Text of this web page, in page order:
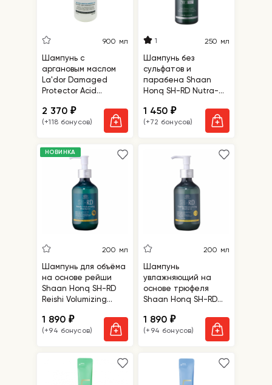
900 мл
Шампунь с
аргановым маслом
La'dor Damaged
Protector Acid
2 370₽
(+118 бонусов)
1 250 мл
Шампунь без
сульфатов и
парабена Shaan
Honq SH-RD Nutra-
1 450₽
(+72 бонусов)
НОВИНКА
200 мл
Шампунь для объёма
на основе рейши
Shaan Honq SH-RD
Reishi Volumizing
1 890₽
(+94 бонусов)
200 мл
Шампунь
увлажняющий на
основе трюфеля
Shaan Honq SH-RD
Shampoo
1 890₽
(+94 бонусов)